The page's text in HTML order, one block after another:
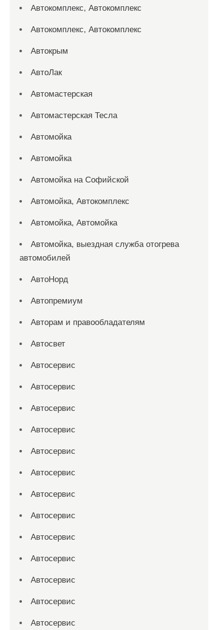
Автокомплекс, Автокомплекс
Автокомплекс, Автокомплекс
Автокрым
АвтоЛак
Автомастерская
Автомастерская Тесла
Автомойка
Автомойка
Автомойка на Софийской
Автомойка, Автокомплекс
Автомойка, Автомойка
Автомойка, выездная служба отогрева
автомобилей
АвтоНорд
Автопремиум
Авторам и правообладателям
Автосвет
Автосервис
Автосервис
Автосервис
Автосервис
Автосервис
Автосервис
Автосервис
Автосервис
Автосервис
Автосервис
Автосервис
Автосервис
Автосервис